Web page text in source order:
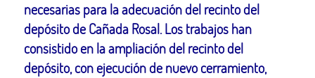
necesarias para la adecuación del recinto del
depósito de Cañada Rosal. Los trabajos han
consistido en la ampliación del recinto del
depósito, con ejecución de nuevo cerramiento,